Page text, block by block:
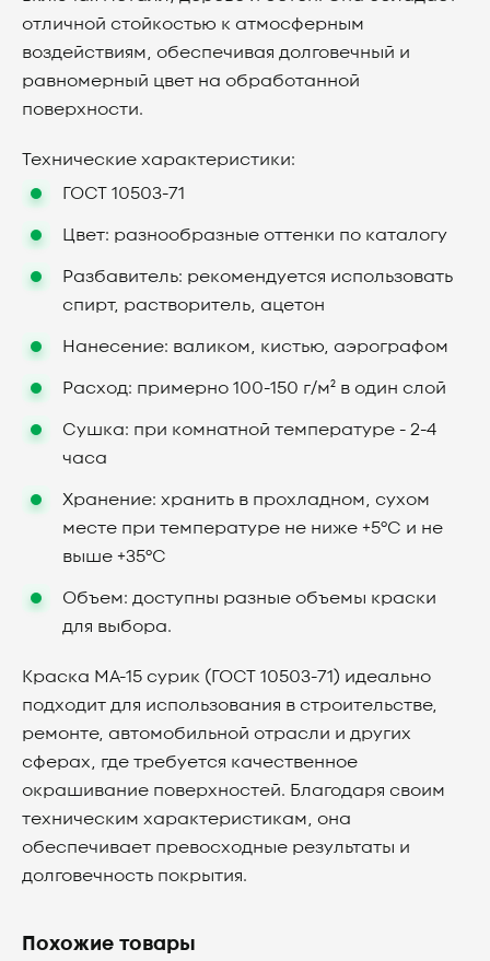
отличной стойкостью к атмосферным
воздействиям, обеспечивая долговечный и
равномерный цвет на обработанной
поверхности.
Технические характеристики:
ГОСТ 10503-71
Цвет: разнообразные оттенки по каталогу
Разбавитель: рекомендуется использовать
спирт, растворитель, ацетон
Нанесение: валиком, кистью, аэрографом
Расход: примерно 100-150 г/м² в один слой
Сушка: при комнатной температуре - 2-4
часа
Хранение: хранить в прохладном, сухом
месте при температуре не ниже +5°C и не
выше +35°C
Объем: доступны разные объемы краски
для выбора.
Краска МА-15 сурик (ГОСТ 10503-71) идеально
подходит для использования в строительстве,
ремонте, автомобильной отрасли и других
сферах, где требуется качественное
окрашивание поверхностей. Благодаря своим
техническим характеристикам, она
обеспечивает превосходные результаты и
долговечность покрытия.
Похожие товары